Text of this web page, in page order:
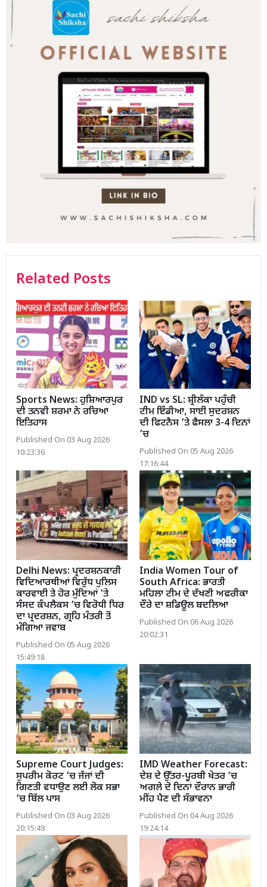
Related Posts
Sports News: ਹੁਸ਼ਿਆਰਪੁਰ
ਦੀ ਤਨਵੀ ਸ਼ਰਮਾ ਨੇ ਰਚਿਆ
ਇਤਿਹਾਸ
Published On 03 Aug 2026
10:23:36
IND vs SL: ਸ਼੍ਰੀਲੰਕਾ ਪਹੁੰਚੀ
ਟੀਮ ਇੰਡੀਆ, ਸਾਈ ਸੁਦਰਸ਼ਨ
ਦੀ ਫਿਟਨੈਸ ’ਤੇ ਫੈਸਲਾ 3-4 ਦਿਨਾਂ
’ਚ
Published On 05 Aug 2026
17:16:44
Delhi News: ਪ੍ਰਦਰਸ਼ਨਕਾਰੀ
ਵਿਦਿਆਰਥੀਆਂ ਵਿਰੁੱਧ ਪੁਲਿਸ
ਕਾਰਵਾਈ ਤੇ ਹੋਰ ਮੁੱਦਿਆਂ 'ਤੇ
ਸੰਸਦ ਕੰਪਲੈਕਸ ’ਚ ਵਿਰੋਧੀ ਧਿਰ
ਦਾ ਪ੍ਰਦਰਸ਼ਨ, ਗ੍ਰਹਿ ਮੰਤਰੀ ਤੋਂ
ਮੰਗਿਆ ਜਵਾਬ
Published On 05 Aug 2026
15:49:18
India Women Tour of
South Africa: ਭਾਰਤੀ
ਮਹਿਲਾ ਟੀਮ ਦੇ ਦੱਖਣੀ ਅਫਰੀਕਾ
ਦੌਰੇ ਦਾ ਸ਼ਡਿਊਲ ਬਦਲਿਆ
Published On 06 Aug 2026
20:02:31
Supreme Court Judges:
ਸੁਪਰੀਮ ਕੋਰਟ ’ਚ ਜੱਜਾਂ ਦੀ
ਗਿਣਤੀ ਵਧਾਉਣ ਲਈ ਲੋਕ ਸਭਾ
’ਚ ਬਿੱਲ ਪਾਸ
Published On 03 Aug 2026
20:15:49
IMD Weather Forecast:
ਦੇਸ਼ ਦੇ ਉੱਤਰ-ਪੂਰਬੀ ਖੇਤਰ ’ਚ
ਅਗਲੇ ਦੋ ਦਿਨਾਂ ਦੌਰਾਨ ਭਾਰੀ
ਮੀਂਹ ਪੈਣ ਦੀ ਸੰਭਾਵਨਾ
Published On 04 Aug 2026
19:24:14